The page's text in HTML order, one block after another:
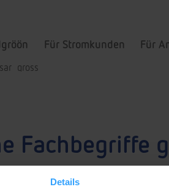
Details
Für Stromkunden Für
Fachbegriffe
und Prämien